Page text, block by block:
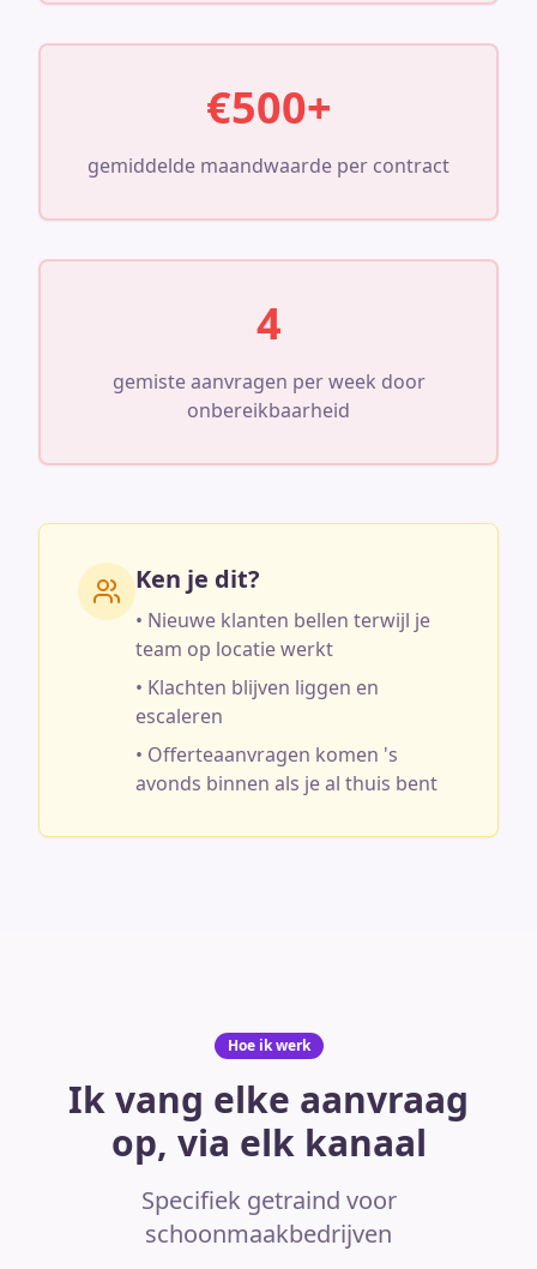
€500+
gemiddelde maandwaarde per contract
4
gemiste aanvragen per week door
onbereikbaarheid
Ken je dit?
• Nieuwe klanten bellen terwijl je
team op locatie werkt
• Klachten blijven liggen en
escaleren
• Offerteaanvragen komen 's
avonds binnen als je al thuis bent
Hoe ik werk
Ik vang elke aanvraag
op, via elk kanaal
Specifiek getraind voor
schoonmaakbedrijven